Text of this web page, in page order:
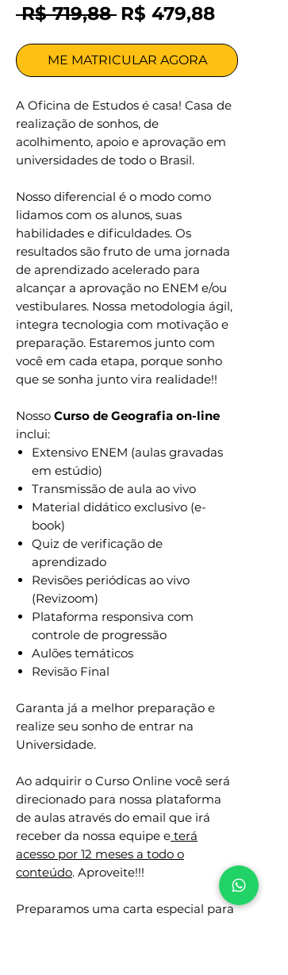
R$ 719,88 Preço
R$ 479,88Preço
ME MATRICULAR AGORA
A Oficina de Estudos é casa! Casa de
realização de sonhos, de
acolhimento, apoio e aprovação em
universidades de todo o Brasil.
Nosso diferencial é o modo como
lidamos com os alunos, suas
habilidades e dificuldades. Os
resultados são fruto de uma jornada
de aprendizado acelerado para
alcançar a aprovação no ENEM e/ou
vestibulares. Nossa metodologia ágil,
integra tecnologia com motivação e
preparação. Estaremos junto com
você em cada etapa, porque sonho
que se sonha junto vira realidade!!
Nosso Curso de Geografia on-line
inclui:
Extensivo ENEM (aulas gravadas
em estúdio)
Transmissão de aula ao vivo
Material didático exclusivo (e-
book)
Quiz de verificação de
aprendizado
Revisões periódicas ao vivo
(Revizoom)
Plataforma responsiva com
controle de progressão
Aulões temáticos
Revisão Final
Garanta já a melhor preparação e
realize seu sonho de entrar na
Universidade.
Ao adquirir o Curso Online você será
direcionado para nossa plataforma
de aulas através do email que irá
receber da nossa equipe e terá
acesso por 12 meses a todo o
conteúdo. Aproveite!!!
Preparamos uma carta especial para